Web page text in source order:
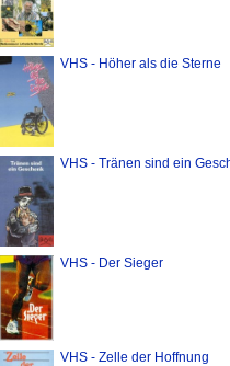
VHS - Höher als die Sterne
VHS - Tränen sind ein
VHS - Der Sieger
VHS - Zelle der Hoffnung